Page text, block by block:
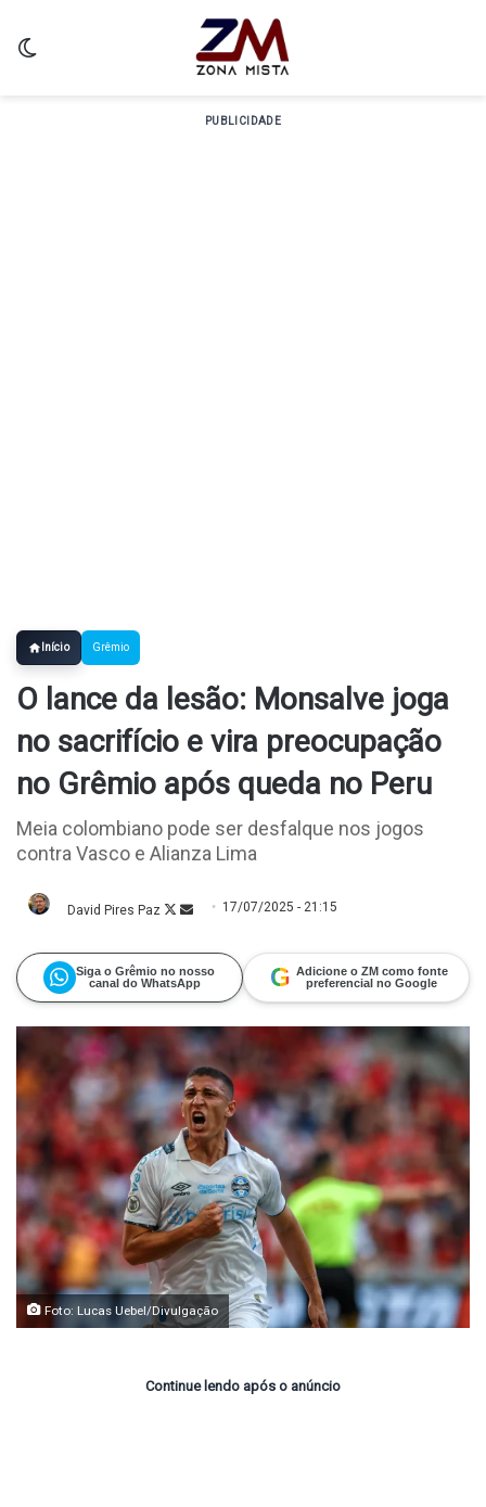
PUBLICIDADE
Início Grêmio
O lance da lesão: Monsalve joga
no sacrifício e vira preocupação
no Grêmio após queda no Peru
Meia colombiano pode ser desfalque nos jogos
contra Vasco e Alianza Lima
David Pires Paz FollowMande
17/07/2025 - 21:15
Siga o Grêmio no nosso
canal do WhatsApp
G Adicione o ZM como fonte
preferencial no Google
Foto: Lucas Uebel/Divulgação
Continue lendo após o anúncio